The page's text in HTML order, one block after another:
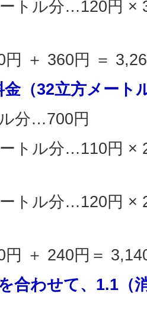
トル分…120円 ×
＋ 360円 ＝
（32立方メート
分…700円
トル分…110円 ×
トル分…120円 ×
＋ 240円＝
合わせて、1.1（